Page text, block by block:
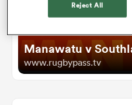
Manawatu v
www.rugbypass.tv
Reject All